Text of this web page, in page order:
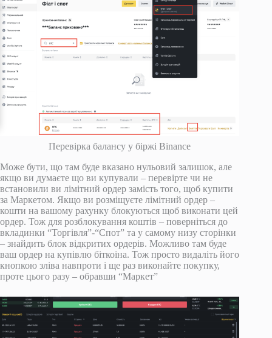
Перевірка балансу у біржі Binance
Може бути, що там буде вказано нульовий залишок, але
якщо ви думаєте що ви купували – перевірте чи не
встановили ви лімітний ордер замість того, щоб купити
за Маркетом. Якщо ви розміщуєте лімітний ордер –
кошти на вашому рахунку блокуються щоб виконати цей
ордер. Тож для розблокування коштів – поверніться до
вкладинки “Торгівля”-“Спот” та у самому низу сторінки
– знайдить блок відкритих ордерів. Можливо там буде
ваш ордер на купівлю біткоіна. Тож просто видаліть його
кнопкою зліва навпроти і ще раз виконайте покупку,
проте цього разу – обравши “Маркет”